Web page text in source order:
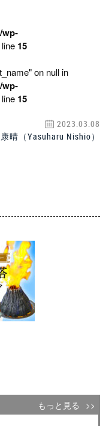
wp-
15
on null in
wp-
15
2023.03.08
晴（Yasuharu Nishio）
もっと見る